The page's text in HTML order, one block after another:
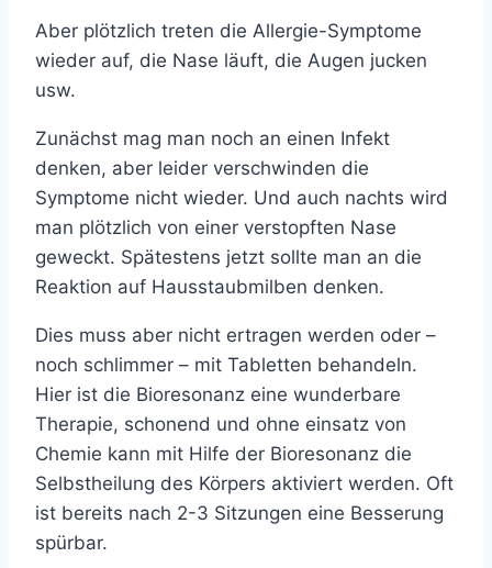
Aber plötzlich treten die Allergie-Symptome
wieder auf, die Nase läuft, die Augen jucken
usw.
Zunächst mag man noch an einen Infekt
denken, aber leider verschwinden die
Symptome nicht wieder. Und auch nachts wird
man plötzlich von einer verstopften Nase
geweckt. Spätestens jetzt sollte man an die
Reaktion auf Hausstaubmilben denken.
Dies muss aber nicht ertragen werden oder –
noch schlimmer – mit Tabletten behandeln.
Hier ist die Bioresonanz eine wunderbare
Therapie, schonend und ohne einsatz von
Chemie kann mit Hilfe der Bioresonanz die
Selbstheilung des Körpers aktiviert werden. Oft
ist bereits nach 2-3 Sitzungen eine Besserung
spürbar.